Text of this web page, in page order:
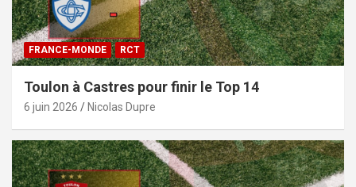
FRANCE-MONDE RCT
Toulon à Castres pour finir le Top 14
6 juin 2026 Nicolas Dupre